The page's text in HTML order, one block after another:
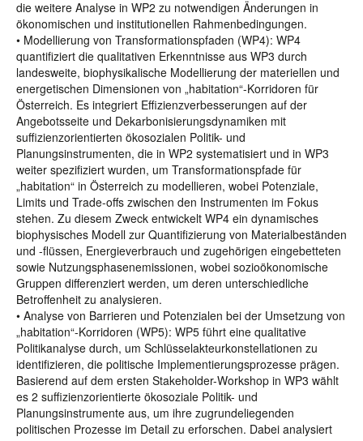
die weitere Analyse in WP2 zu notwendigen Änderungen in
ökonomischen und institutionellen Rahmenbedingungen.
• Modellierung von Transformationspfaden (WP4): WP4
quantifiziert die qualitativen Erkenntnisse aus WP3 durch
landesweite, biophysikalische Modellierung der materiellen und
energetischen Dimensionen von „habitation“-Korridoren für
Österreich. Es integriert Effizienzverbesserungen auf der
Angebotsseite und Dekarbonisierungsdynamiken mit
suffizienzorientierten ökosozialen Politik- und
Planungsinstrumenten, die in WP2 systematisiert und in WP3
weiter spezifiziert wurden, um Transformationspfade für
„habitation“ in Österreich zu modellieren, wobei Potenziale,
Limits und Trade-offs zwischen den Instrumenten im Fokus
stehen. Zu diesem Zweck entwickelt WP4 ein dynamisches
biophysisches Modell zur Quantifizierung von Materialbeständen
und -flüssen, Energieverbrauch und zugehörigen eingebetteten
sowie Nutzungsphasenemissionen, wobei sozioökonomische
Gruppen differenziert werden, um deren unterschiedliche
Betroffenheit zu analysieren.
• Analyse von Barrieren und Potenzialen bei der Umsetzung von
„habitation“-Korridoren (WP5): WP5 führt eine qualitative
Politikanalyse durch, um Schlüsselakteurkonstellationen zu
identifizieren, die politische Implementierungsprozesse prägen.
Basierend auf dem ersten Stakeholder-Workshop in WP3 wählt
es 2 suffizienzorientierte ökosoziale Politik- und
Planungsinstrumente aus, um ihre zugrundeliegenden
politischen Prozesse im Detail zu erforschen. Dabei analysiert